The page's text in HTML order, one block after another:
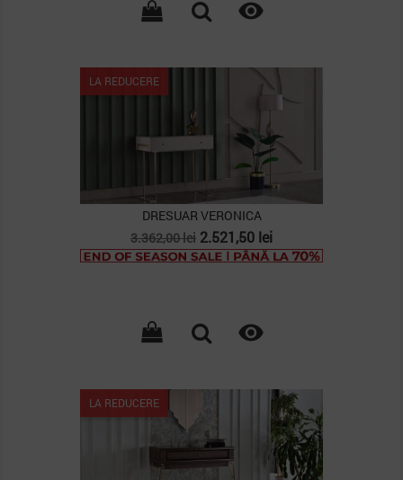

LA REDUCERE
DRESUAR VERONICA
Pret
de
3.362,00 lei Pret
2.521,50 lei

LA REDUCERE